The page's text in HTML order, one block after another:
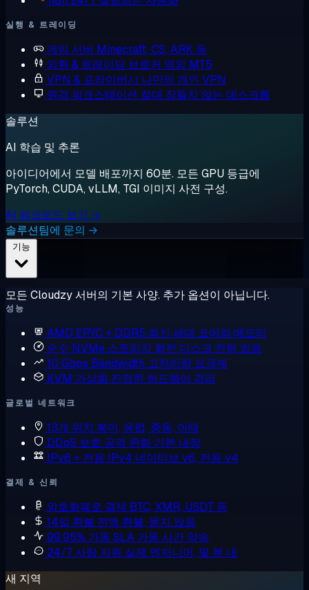
실행 & 트레이딩
게임 서버 Minecraft, CS, ARK 등
외환 & 트레이딩 브로커 옆의 MT5
VPN & 프라이버시 나만의 개인 VPN
원격 워크스테이션 절대 잠들지 않는 데스크톱
솔루션
AI 학습 및 추론
아이디어에서 모델 배포까지 60분. 모든 GPU 등급에
PyTorch, CUDA, vLLM, TGI 이미지 사전 구성.
AI 워크로드 보기 →
솔루션팀에 문의 →
모든 Cloudzy 서버의 기본 사양. 추가 옵션이 아닙니다.
성능
AMD EPYC + DDR5 최신 세대 코어와 메모리
순수 NVMe 스토리지 회전 디스크 전혀 없음
10 Gbps Bandwidth 고처리량 요금제
KVM 가상화 진정한 하드웨어 격리
글로벌 네트워크
13개 위치 북미, 유럽, 중동, 아태
DDoS 보호 공격 완화 기본 내장
IPv6 + 전용 IPv4 네이티브 v6, 전용 v4
결제 & 신뢰
암호화폐로 결제 BTC, XMR, USDT 등
14일 환불 전액 환불, 묻지 않음
99.95% 가동 SLA 가동 시간 약속
24/7 사람 지원 실제 엔지니어, 몇 분 내
새 지역